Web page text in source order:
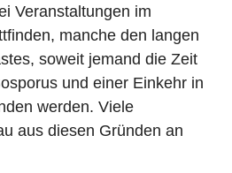
Veranstaltungen im
manche den langen
soweit jemand die Zeit
und einer Einkehr in
werden. Viele
aus diesen Gründen an